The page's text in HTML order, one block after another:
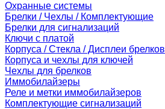
Охранные системы
Брелки / Чехлы / Комплектующие
Брелки для сигнализаций
Ключи с платой
Корпуса / Стекла / Дисплеи брелков
Корпуса и чехлы для ключей
Чехлы для брелков
Иммобилайзеры
Реле и метки иммобилайзеров
Комплектующие сигнализаций